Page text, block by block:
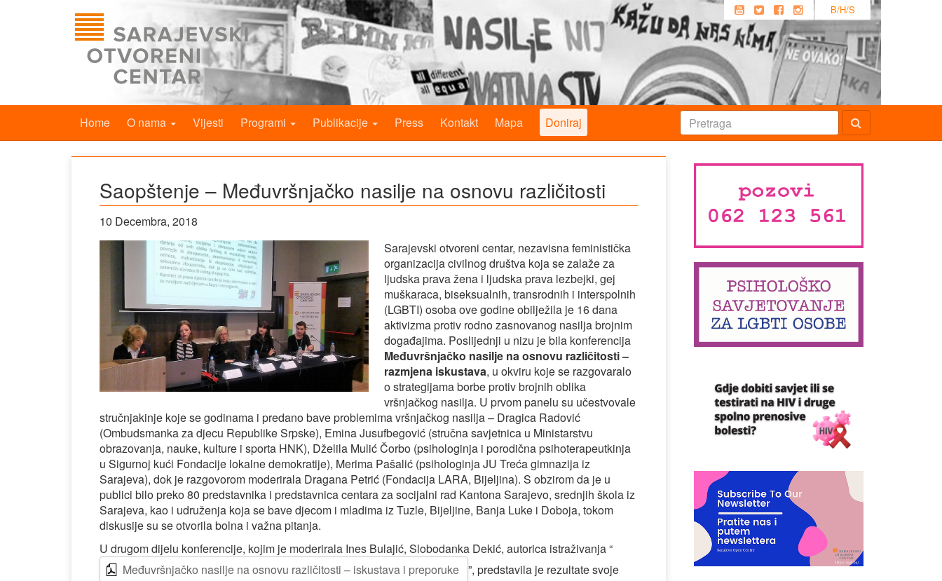
B/H/S
Home O nama Vijesti Programi Publikacije Press Kontakt Mapa Doniraj
Saopštenje – Međuvršnjačko nasilje na osnovu različitosti
10 Decembra, 2018
Sarajevski otvoreni centar, nezavisna feministička
organizacija civilnog društva koja se zalaže za
ljudska prava žena i ljudska prava lezbejki, gej
muškaraca, biseksualnih, transrodnih i interspolnih
(LGBTI) osoba ove godine obilježila je 16 dana
aktivizma protiv rodno zasnovanog nasilja brojnim
događajima. Poslijednji u nizu je bila konferencija
Međuvršnjačko nasilje na osnovu različitosti –
razmjena iskustava, u okviru koje se razgovaralo
o strategijama borbe protiv brojnih oblika
vršnjačkog nasilja. U prvom panelu su učestvovale
stručnjakinje koje se godinama i predano bave problemima vršnjačkog nasilja – Dragica Radović
(Ombudsmanka za djecu Republike Srpske), Emina Jusufbegović (stručna savjetnica u Ministarstvu
obrazovanja, nauke, kulture i sporta HNK), Dželila Mulić Čorbo (psihologinja i porodična psihoterapeutkinja
u Sigurnoj kući Fondacije lokalne demokratije), Merima Pašalić (psihologinja JU Treća gimnazija iz
Sarajeva), dok je razgovorom moderirala Dragana Petrić (Fondacija LARA, Bijeljina). S obzirom da je u
publici bilo preko 80 predstavnika i predstavnica centara za socijalni rad Kantona Sarajevo, srednjih škola iz
Sarajeva, kao i udruženja koja se bave djecom i mladima iz Tuzle, Bijeljine, Banja Luke i Doboja, tokom
diskusije su se otvorila bolna i važna pitanja.
U drugom dijelu konferencije, kojim je moderirala Ines Bulajić, Slobodanka Dekić, autorica istraživanja “
Međuvršnjačko nasilje na osnovu različitosti – iskustava i preporuke ”, predstavila je rezultate svoje